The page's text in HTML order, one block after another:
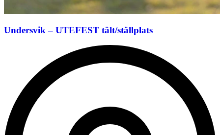
Undersvik – UTEFEST tält/ställplats